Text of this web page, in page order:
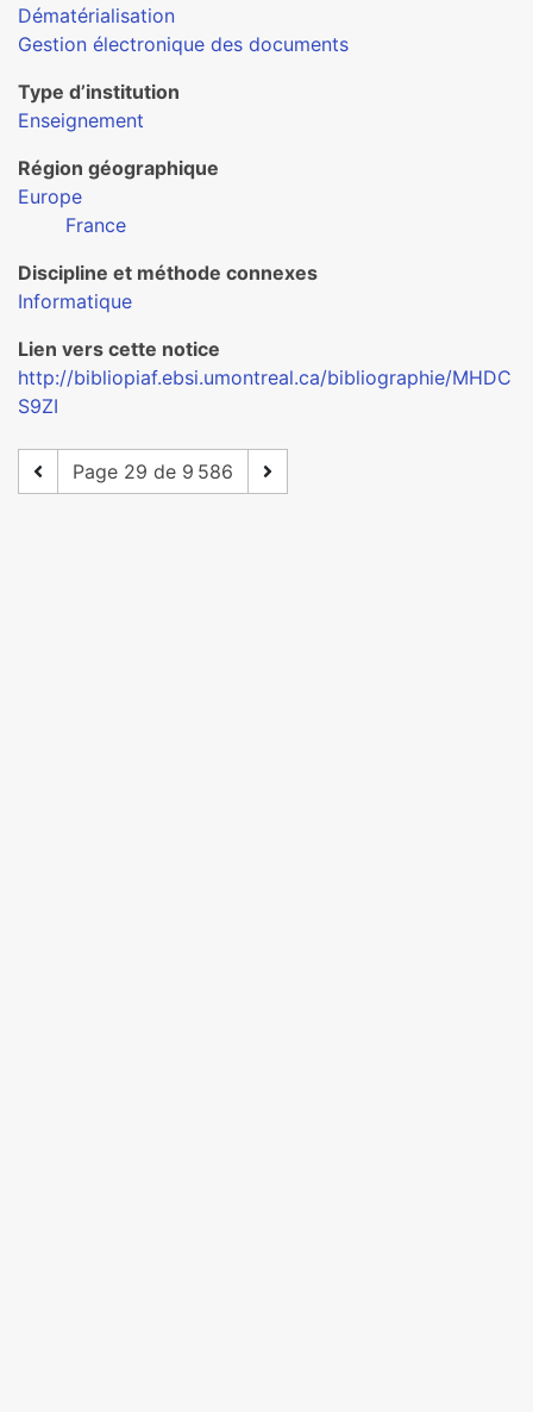
Dématérialisation
Gestion électronique des documents
Type d’institution
Enseignement
Région géographique
Europe
France
Discipline et méthode connexes
Informatique
Lien vers cette notice
http://bibliopiaf.ebsi.umontreal.ca/bibliographie/MHDC
S9ZI
Page 29 de 9 586